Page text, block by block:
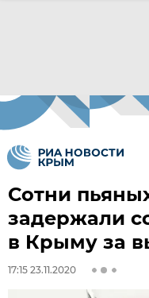
Сотни
задержали
в Крыму за
17:15 23.11.2020